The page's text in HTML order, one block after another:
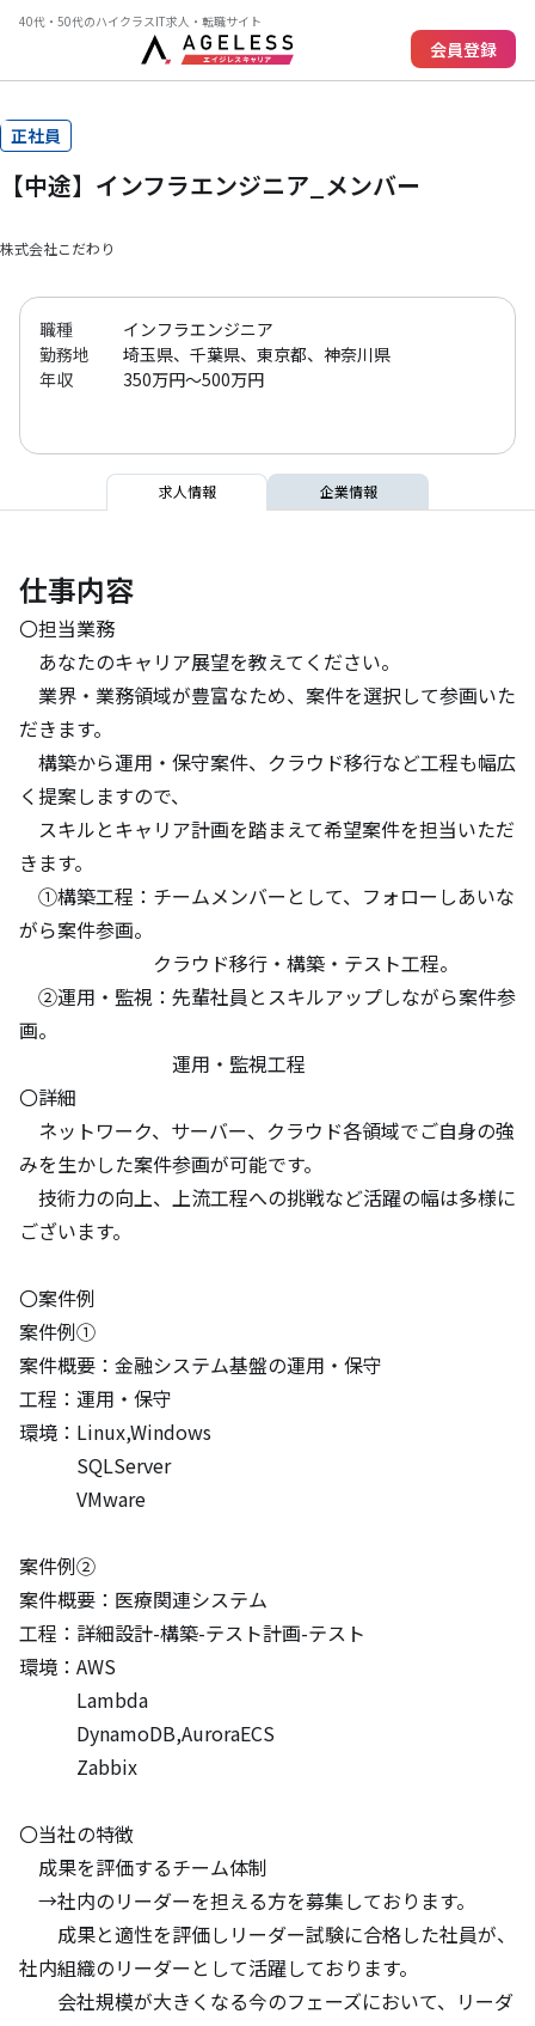
40代・50代のハイクラスIT求人・転職サイト
会員登録
正社員
【中途】インフラエンジニア_メンバー
株式会社こだわり
職種
インフラエンジニア
勤務地
埼玉県、千葉県、東京都、神奈川県
年収
350万円～500万円
求人情報 企業情報
仕事内容
〇担当業務
あなたのキャリア展望を教えてください。
業界・業務領域が豊富なため、案件を選択して参画いた
だきます。
構築から運用・保守案件、クラウド移行など工程も幅広
く提案しますので、
スキルとキャリア計画を踏まえて希望案件を担当いただ
きます。
①構築工程：チームメンバーとして、フォローしあいな
がら案件参画。
クラウド移行・構築・テスト工程。
②運用・監視：先輩社員とスキルアップしながら案件参
画。
運用・監視工程
〇詳細
ネットワーク、サーバー、クラウド各領域でご自身の強
みを生かした案件参画が可能です。
技術力の向上、上流工程への挑戦など活躍の幅は多様に
ございます。
〇案件例
案件例①
案件概要：金融システム基盤の運用・保守
工程：運用・保守
環境：Linux,Windows
SQLServer
VMware
案件例②
案件概要：医療関連システム
工程：詳細設計-構築-テスト計画-テスト
環境：AWS
Lambda
DynamoDB,AuroraECS
Zabbix
〇当社の特徴
成果を評価するチーム体制
→社内のリーダーを担える方を募集しております。
成果と適性を評価しリーダー試験に合格した社員が、
社内組織のリーダーとして活躍しております。
会社規模が大きくなる今のフェーズにおいて、リーダ